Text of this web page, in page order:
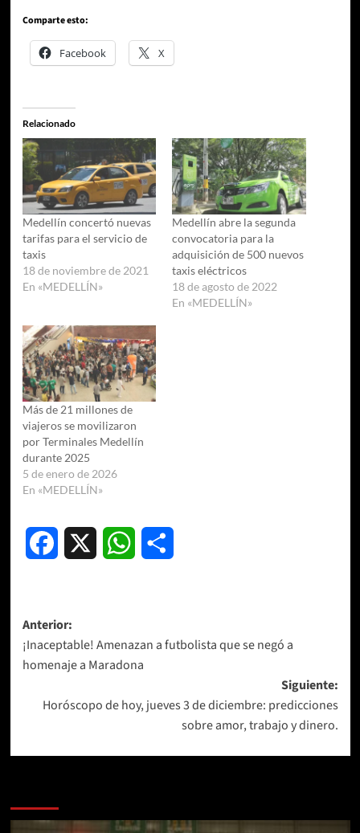
Comparte esto:
Facebook X
Relacionado
Medellín concertó nuevas
tarifas para el servicio de
taxis
18 de noviembre de 2021
En «MEDELLÍN»
Medellín abre la segunda
convocatoria para la
adquisición de 500 nuevos
taxis eléctricos
18 de agosto de 2022
En «MEDELLÍN»
Más de 21 millones de
viajeros se movilizaron
por Terminales Medellín
durante 2025
5 de enero de 2026
En «MEDELLÍN»
Facebook WhatsApp
Navegación
de
entradas
Anterior:
¡Inaceptable! Amenazan a futbolista que se negó a
homenaje a Maradona
Siguiente:
Horóscopo de hoy, jueves 3 de diciembre: predicciones
sobre amor, trabajo y dinero.